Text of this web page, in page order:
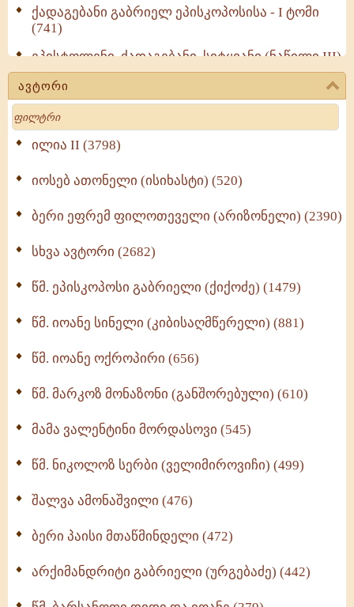
ქადაგებანი გაბრიელ ეპისკოპოსისა - I ტომი
(741)
ეპისტოლენი, ქადაგებანი, სიტყვანი (ნაწილი III)
(723)
მოძღვრის ძალზე სასარგებლო რჩევები
მრევლისათვის (545)
Wisdomge (514)
ქადაგებანი გაბრიელ ეპისკოპოსისა - II ტომი
სულიერი ცხოვრების სახელმძღვანელო -
ნაწილი II (369)
ავტორი
Search
ილია II (3798)
იოსებ ათონელი (ისიხასტი) (520)
ბერი ეფრემ ფილოთეველი (არიზონელი) (2390)
სხვა ავტორი (2682)
წმ. ეპისკოპოსი გაბრიელი (ქიქოძე) (1479)
წმ. იოანე სინელი (კიბისაღმწერელი) (881)
წმ. იოანე ოქროპირი (656)
წმ. მარკოზ მონაზონი (განშორებული) (610)
მამა ვალენტინი მორდასოვი (545)
წმ. ნიკოლოზ სერბი (ველიმიროვიჩი) (499)
შალვა ამონაშვილი (476)
ბერი პაისი მთაწმინდელი (472)
არქიმანდრიტი გაბრიელი (ურგებაძე) (442)